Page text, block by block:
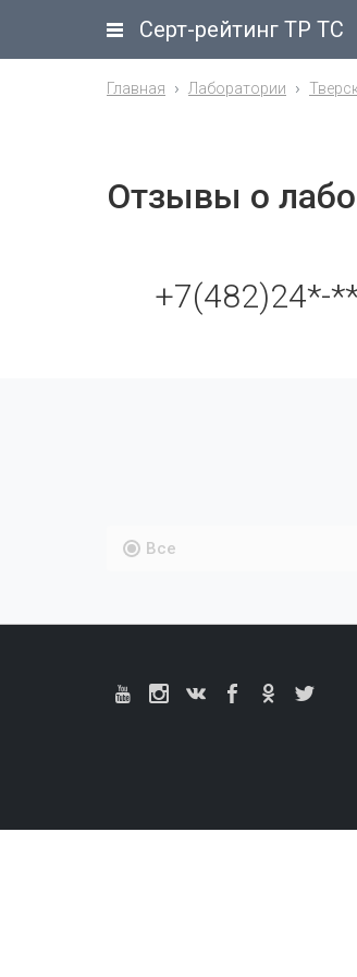
Серт-рейтинг ТР ТС
Главная Лаборатории
Отзывы о
+7(482)24*-
Все